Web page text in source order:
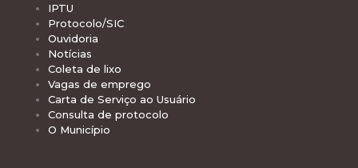
IPTU
Protocolo/SIC
Ouvidoria
Notícias
Coleta de lixo
Vagas de emprego
Carta de Serviço ao Usuário
Consulta de protocolo
O Município